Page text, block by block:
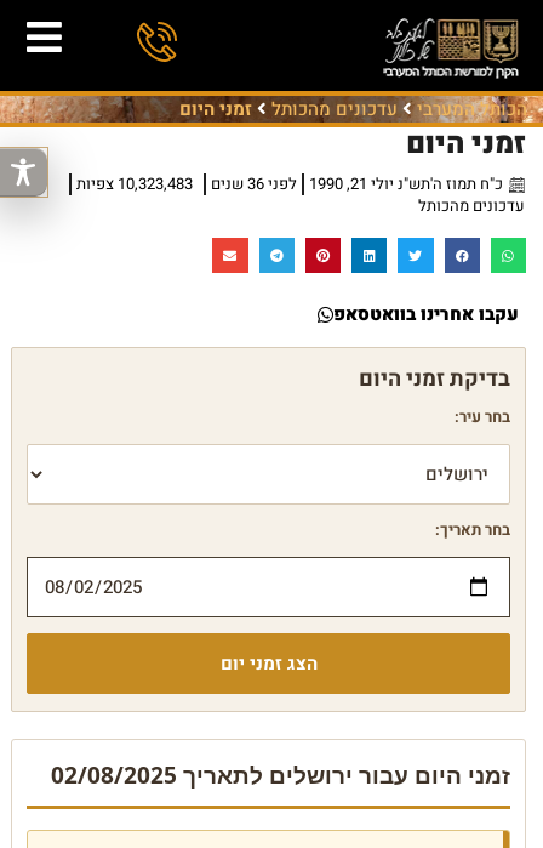
הכותל המערבי עדכונים מהכותל זמני היום
זמני היום
כ"ח תמוז ה'תש"נ יולי 21, 1990 לפני 36 שנים
10,323,483 צפיות
עדכונים מהכותל
עקבו אחרינו בוואטסאפ
בחר עיר:
בחר תאריך:
הצג זמני יום
זמני היום עבור ירושלים לתאריך 02/08/2025